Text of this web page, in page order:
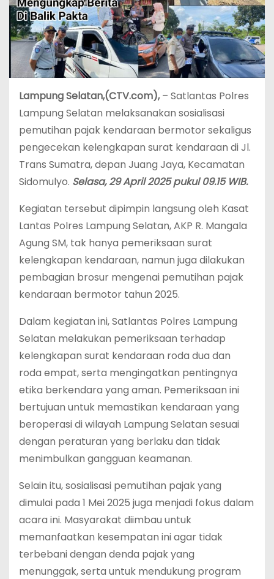
Lampung Selatan,(CTV.com),– Satlantas Polres
Lampung Selatan melaksanakan sosialisasi
pemutihan pajak kendaraan bermotor sekaligus
pengecekan kelengkapan surat kendaraan di Jl.
Trans Sumatra, depan Juang Jaya, Kecamatan
Sidomulyo. Selasa, 29 April 2025 pukul 09.15 WIB.
Kegiatan tersebut dipimpin langsung oleh Kasat
Lantas Polres Lampung Selatan, AKP R. Mangala
Agung SM, tak hanya pemeriksaan surat
kelengkapan kendaraan, namun juga dilakukan
pembagian brosur mengenai pemutihan pajak
kendaraan bermotor tahun 2025.
Dalam kegiatan ini, Satlantas Polres Lampung
Selatan melakukan pemeriksaan terhadap
kelengkapan surat kendaraan roda dua dan
roda empat, serta mengingatkan pentingnya
etika berkendara yang aman. Pemeriksaan ini
bertujuan untuk memastikan kendaraan yang
beroperasi di wilayah Lampung Selatan sesuai
dengan peraturan yang berlaku dan tidak
menimbulkan gangguan keamanan.
Selain itu, sosialisasi pemutihan pajak yang
dimulai pada 1 Mei 2025 juga menjadi fokus dalam
acara ini. Masyarakat diimbau untuk
memanfaatkan kesempatan ini agar tidak
terbebani dengan denda pajak yang
menunggak, serta untuk mendukung program